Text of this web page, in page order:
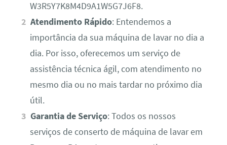
W3R5Y7K8M4D9A1W5G7J6F8.
Atendimento Rápido: Entendemos a
importância da sua máquina de lavar no dia a
dia. Por isso, oferecemos um serviço de
assistência técnica ágil, com atendimento no
mesmo dia ou no mais tardar no próximo dia
útil.
Garantia de Serviço: Todos os nossos
serviços de conserto de máquina de lavar em